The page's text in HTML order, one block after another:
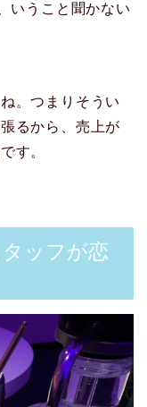
いうこと聞かない
。つまりそうい
るから、売上が
す。
ッフが恋